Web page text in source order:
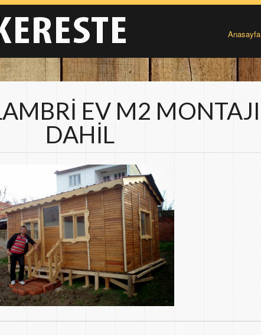
Anasayfa
EV M2 MONTAJI
DAHİL